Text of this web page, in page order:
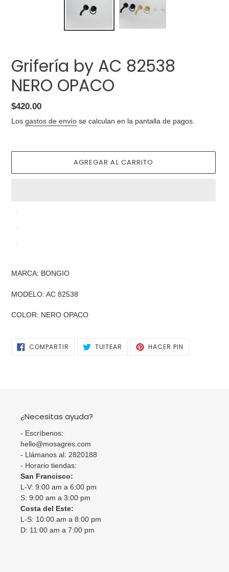
Grifería by AC 82538
NERO OPACO
Precio
habitual
$420.00
Los gastos de envío se calculan en la pantalla de pagos.
AGREGAR AL CARRITO
a
carrito
MARCA: BONGIO
MODELO: AC 82538
COLOR: NERO OPACO
COMPARTIR COMPARTIRTUITEAR TUITEARHACER PIN
¿Necesitas ayuda?
- Escríbenos:
hello@mosagres.com
- Llámanos al: 2820188
- Horario tiendas:
San Francisco:
L-V: 9:00 am a 6:00 pm
S: 9:00 am a 3:00 pm
Costa del Este:
L-S: 10:00 am a 8:00 pm
D: 11:00 am a 7:00 pm